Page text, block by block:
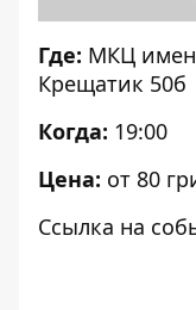
Где: МКЦ
Крещатик 50б
Когда: 19:00
Цена: от 80
Ссылка на